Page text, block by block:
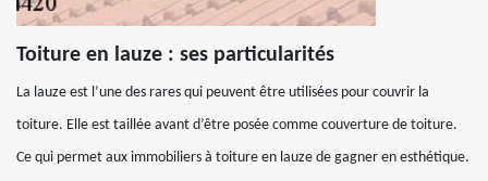
Toiture en lauze : ses particularités
La lauze est l’une des rares qui peuvent être utilisées pour couvrir la
toiture. Elle est taillée avant d’être posée comme couverture de toiture.
Ce qui permet aux immobiliers à toiture en lauze de gagner en esthétique.